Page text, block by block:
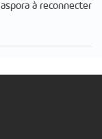
à reconnecter